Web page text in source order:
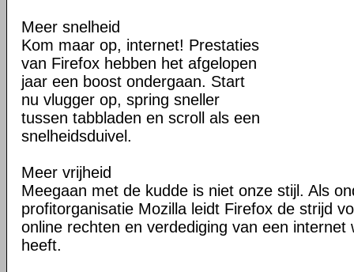
Meer snelheid
Kom maar op, internet! Prestaties
van Firefox hebben het afgelopen
jaar een boost ondergaan. Start
nu vlugger op, spring sneller
tussen tabbladen en scroll als een
snelheidsduivel.
Meer vrijheid
Meegaan met de kudde is niet onze stijl. Als
profitorganisatie Mozilla leidt Firefox de strijd
online rechten en verdediging van een internet
heeft.